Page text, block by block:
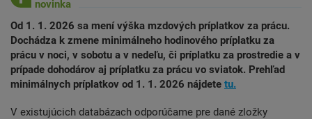
Od 1. 1. 2026 sa mení výška mzdových príplatkov za prácu.
Dochádza k zmene minimálneho hodinového príplatku za
prácu v noci, v sobotu a v nedeľu, či príplatku za prostredie a v
prípade dohodárov aj príplatku za prácu vo sviatok. Prehľad
minimálnych príplatkov od 1. 1. 2026 nájdete tu.
V existujúcich databázach odporúčame pre dané zložky